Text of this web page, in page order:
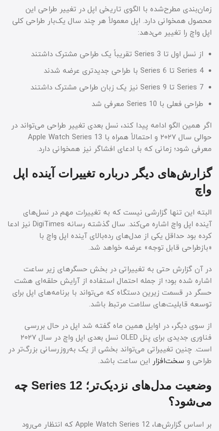
زمان‌بندی مطرح‌شده با الگوی تاریخی اپل در تغییر طراحی این
محصول همخوانی دارد. اپل معمولاً هر چند سال یک‌بار طراحی کلی
اپل واچ را تغییر می‌دهد:
از نسل اول تا Series 3 تقریباً یک طراحی مشترک داشتند
Series 4 تا Series 6 با طراحی جدیدتری عرضه شدند
Series 7 تا Series 9 نیز یک زبان طراحی مشترک داشتند
طراحی فعلی با Series 10 معرفی شد
اگر همین الگو ادامه پیدا کند، نسل بعدی تغییر طراحی می‌تواند در
حوالی سال ۲۰۲۷ و احتمالاً همراه با Apple Watch Series 13
معرفی شود؛ زمانی که با ادعای افشاگر نیز همخوانی دارد.
گزارش‌های دیگر درباره تغییرات آینده اپل
واچ
البته این تنها گزارشی نیست که به تغییرات مهم در نسل‌های
آینده اپل واچ اشاره می‌کند. سال گذشته رسانه DigiTimes نیز ادعا
کرده بود حداقل یکی از مدل‌های رده‌بالای آینده اپل واچ با
«بازطراحی قابل توجه» عرضه خواهد شد.
در آن گزارش حتی به تغییراتی در بخش حسگرهای زیر ساعت
اشاره شده بود؛ از جمله احتمال استفاده از آرایش حلقه‌ای هشت
حسگر در قسمت زیرین دستگاه که می‌تواند با برنامه‌های اپل برای
توسعه قابلیت‌های سلامت مرتبط باشد.
از سوی دیگر، در اوایل همین ماه گفته شد اپل در حال بررسی
فناوری جدیدی برای پنل OLED نسل بعدی اپل واچ در سال ۲۰۲۷
است. چنین تغییراتی می‌تواند بخشی از یک به‌روزرسانی بزرگ‌تر در
طراحی و سخت‌افزار این ساعت باشد.
وضعیت مدل‌های نزدیک‌تر؛ Series 12 چه
می‌شود؟
بر اساس گزارش‌ها، Apple Watch Series 12 که انتظار می‌رود